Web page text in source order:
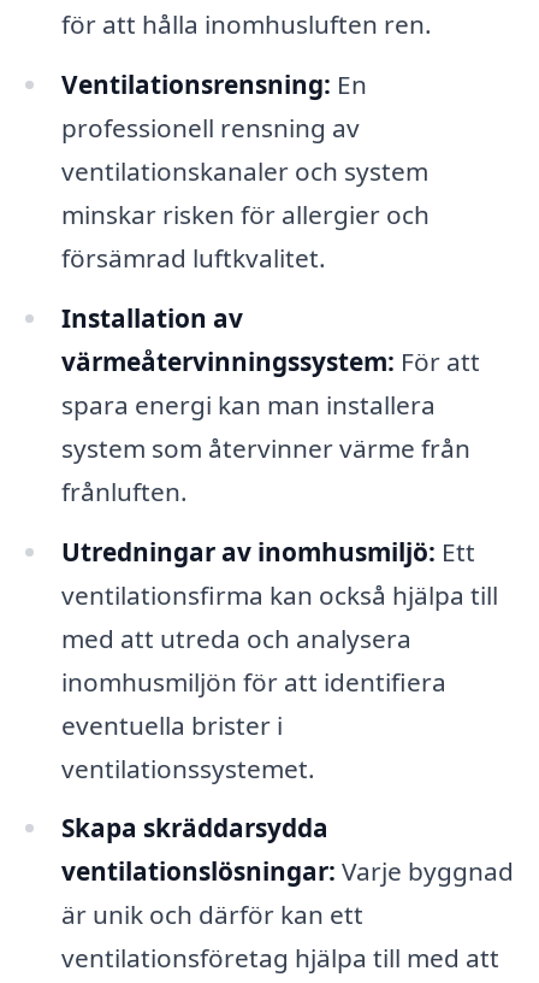
för att hålla inomhusluften ren.
Ventilationsrensning: En
professionell rensning av
ventilationskanaler och system
minskar risken för allergier och
försämrad luftkvalitet.
Installation av
värmeåtervinningssystem: För att
spara energi kan man installera
system som återvinner värme från
frånluften.
Utredningar av inomhusmiljö: Ett
ventilationsfirma kan också hjälpa till
med att utreda och analysera
inomhusmiljön för att identifiera
eventuella brister i
ventilationssystemet.
Skapa skräddarsydda
ventilationslösningar: Varje byggnad
är unik och därför kan ett
ventilationsföretag hjälpa till med att